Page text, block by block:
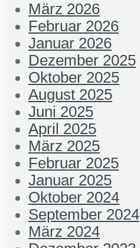
März 2026
Februar 2026
Januar 2026
Dezember 2025
Oktober 2025
August 2025
Juni 2025
April 2025
März 2025
Februar 2025
Januar 2025
Oktober 2024
September 2024
März 2024